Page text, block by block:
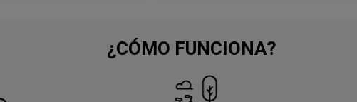
¿CÓMO FUNCIONA?